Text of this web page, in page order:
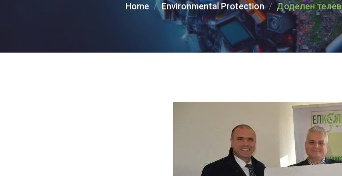
Home Environmental Protection Доделен